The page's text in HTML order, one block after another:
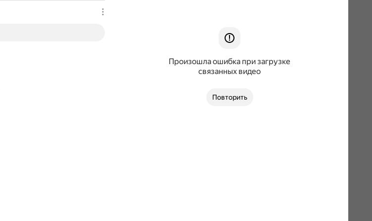
Произошла ошибка при загрузке
связанных видео
Повторить